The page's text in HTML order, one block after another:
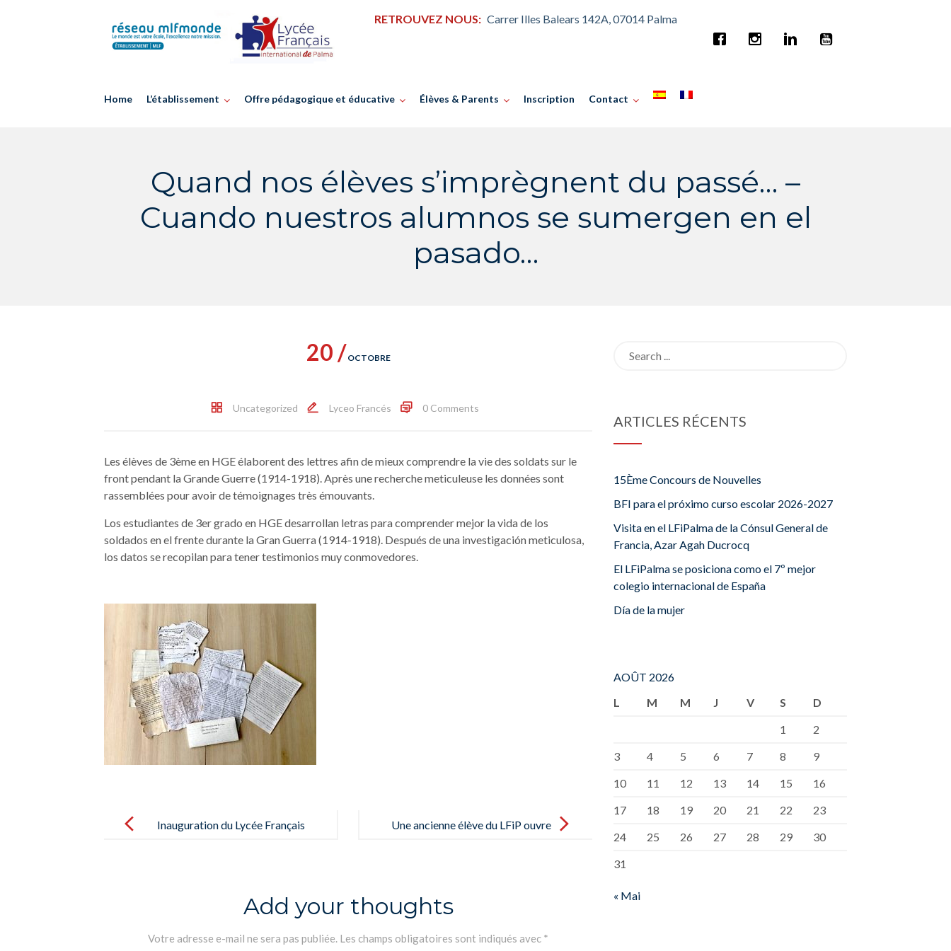
RETROUVEZ NOUS: Carrer Illes Balears 142A, 07014 Palma
Home L’établissement Offre pédagogique et éducative Élèves & Parents Inscription Contact
Quand nos élèves s’imprègnent du passé… –
Cuando nuestros alumnos se sumergen en el
pasado…
20 / OCTOBRE
Uncategorized Lyceo Francés 0 Comments
Les élèves de 3ème en HGE élaborent des lettres afin de mieux comprendre la vie des soldats sur le
front pendant la Grande Guerre (1914-1918). Après une recherche meticuleuse les données sont
rassemblées pour avoir de témoignages très émouvants.
Los estudiantes de 3er grado en HGE desarrollan letras para comprender mejor la vida de los
soldados en el frente durante la Gran Guerra (1914-1918). Después de una investigación meticulosa,
los datos se recopilan para tener testimonios muy conmovedores.
navigation
Inauguration du Lycée Français
Palma el sábado 16 de octubre
Une ancienne élève du LFiP ouvre
multilingüe en Santa Catalina
Add your thoughts
Votre adresse e-mail ne sera pas publiée. Les champs obligatoires sont indiqués avec *
ARTICLES RÉCENTS
15Ème Concours de Nouvelles
BFI para el próximo curso escolar 2026-2027
Visita en el LFiPalma de la Cónsul General de
Francia, Azar Agah Ducrocq
El LFiPalma se posiciona como el 7º mejor
colegio internacional de España
Día de la mujer
AOÛT 2026
L
M M J V S
D
1
2
3
4 5 6 7 8
9
10
11 12 13 14 15
16
17
18 19 20 21 22
23
24
25 26 27 28 29
30
31
« Mai